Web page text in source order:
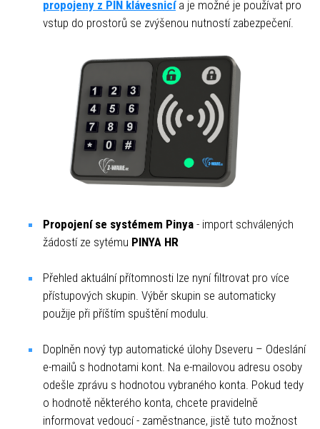
propojeny z PIN klávesnicía je možné je používat pro
vstup do prostorů se zvýšenou nutností zabezpečení.
Propojení se systémem Pinya - import schválených
žádostí ze sytému PINYA HR
Přehled aktuální přítomnosti lze nyní filtrovat pro více
přístupových skupin. Výběr skupin se automaticky
použije při příštím spuštění modulu.
Doplněn nový typ automatické úlohy Dseveru – Odeslání
e-mailů s hodnotami kont. Na e-mailovou adresu osoby
odešle zprávu s hodnotou vybraného konta. Pokud tedy
o hodnotě některého konta, chcete pravidelně
informovat vedoucí - zaměstnance, jistě tuto možnost